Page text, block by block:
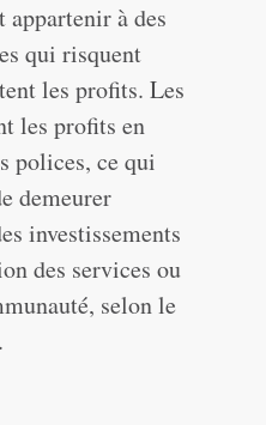
appartenir à des
qui risquent
les profits. Les
les profits en
polices, ce qui
demeurer
investissements
des services ou
selon le